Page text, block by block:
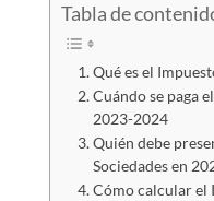
Tabla de
Qué es el
Cuándo se paga
2023-2024
Quién debe
Sociedades en
Cómo calcular el